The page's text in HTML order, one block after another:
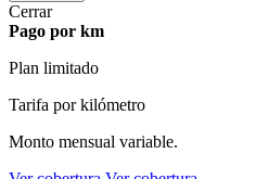
Cerrar
Pago por km
Plan limitado
Tarifa por kilómetro
Monto mensual variable.